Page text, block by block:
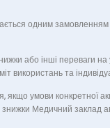
одним
або інші переваги на
використань та
якщо умови конкретної
знижки Медичний заклад